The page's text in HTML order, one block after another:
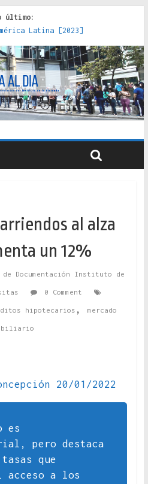
último:
Latina [2023]
de los Estados :
[2022]
el acero : hacia una teoría
[2020]
vivienda adecuada [2019]
del Seguro Obrero en
[2014]
al alza
un 12%
de Documentación Instituto de
0 Comment
hipotecarios , mercado
20/01/2022
es
pero destaca
que
acceso a los